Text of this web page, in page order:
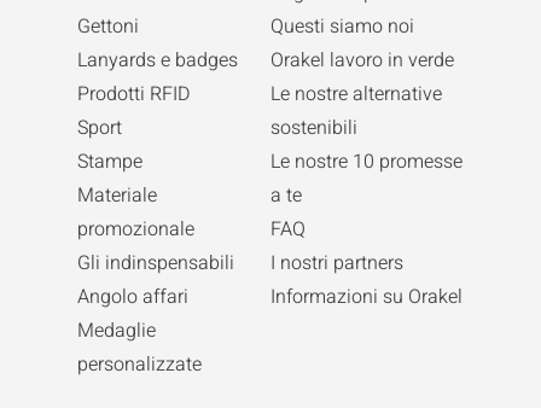
Gettoni
Lanyards e badges
Prodotti RFID
Sport
Stampe
Materiale
promozionale
Gli indinspensabili
Angolo affari
Medaglie
personalizzate
Questi siamo noi
Orakel lavoro in verde
Le nostre alternative
sostenibili
Le nostre 10 promesse
a te
FAQ
I nostri partners
Informazioni su Orakel